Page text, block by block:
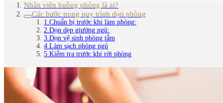
Nhân viên buồng phòng là ai?
Các bước trong quy trình dọn phòng
1.Chuẩn bị trước khi làm phòng:
2.Dọn dẹp giường ngủ:
3.Dọn vệ sinh phòng tắm
4.Làm sạch phòng ngủ
5.Kiểm tra trước khi rời phòng